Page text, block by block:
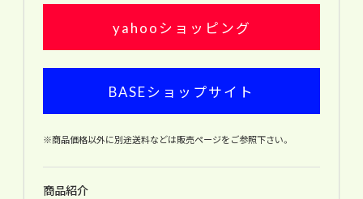
yahooショッピング
BASEショップサイト
※商品価格以外に別途送料などは販売ページをご参照下さい。
商品紹介